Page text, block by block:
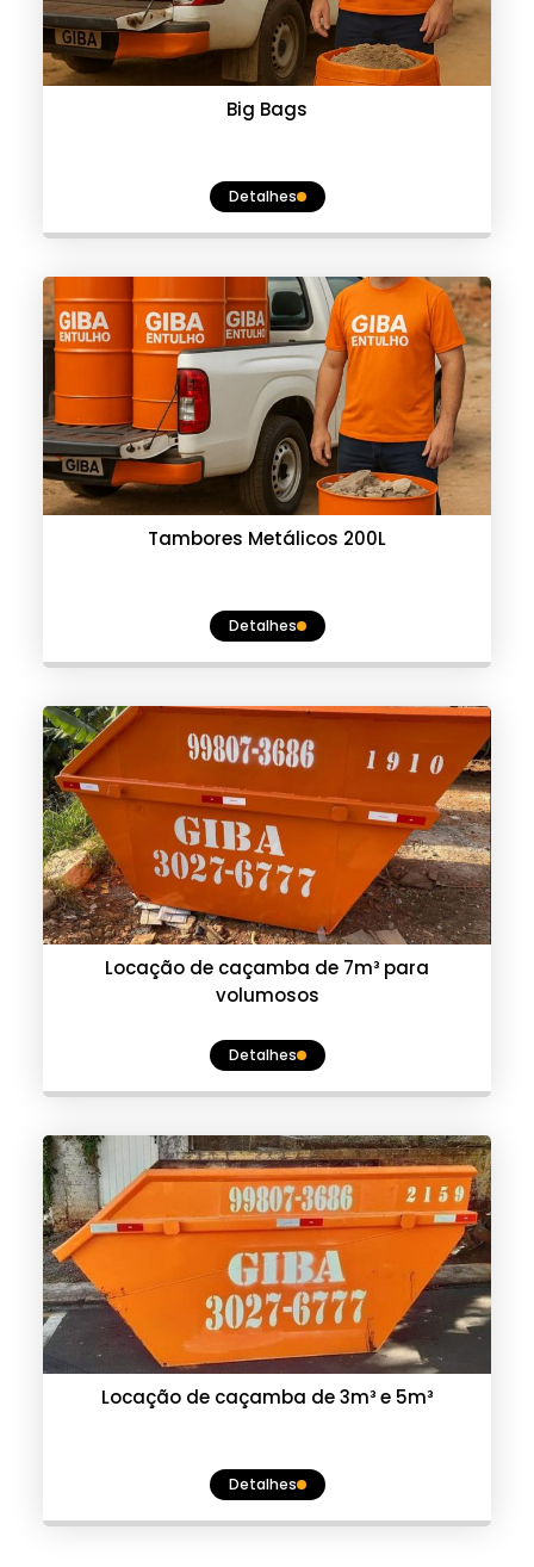
Big Bags
Detalhes
Tambores Metálicos 200L
Detalhes
Locação de caçamba de 7m³ para
volumosos
Detalhes
Locação de caçamba de 3m³ e 5m³
Detalhes